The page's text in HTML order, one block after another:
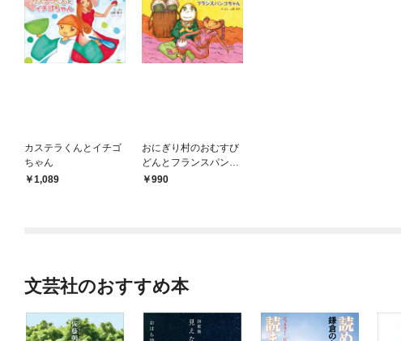
カステラくんとイチゴ
ちゃん
1,089
おにぎり村のおむすび
どんとフランスパンコ
ちゃん
990
文芸社のおすすめ本